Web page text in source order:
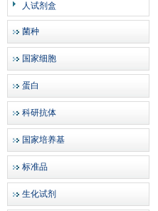
人试剂盒
菌种
国家细胞
蛋白
科研抗体
国家培养基
标准品
生化试剂